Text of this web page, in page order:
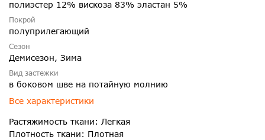
полиэстер 12% вискоза 83% эластан 5%
Покрой
полуприлегающий
Сезон
Демисезон, Зима
Вид застежки
в боковом шве на потайную молнию
Все характеристики
Растяжимость ткани: Легкая
Плотность ткани: Плотная